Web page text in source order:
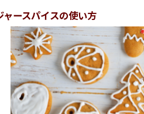
ャースパイスの使い方